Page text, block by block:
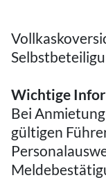
Wichtige
Bei
gültigen